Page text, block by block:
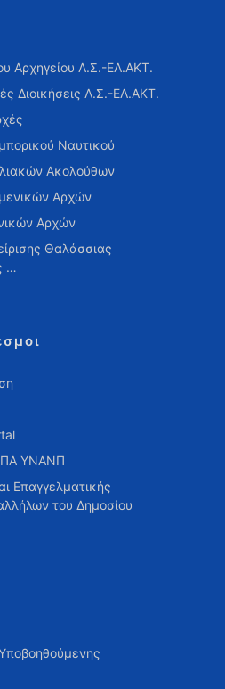
Αρχηγείου Λ.Σ.-ΕΛ.ΑΚΤ.
Διοικήσεις Λ.Σ.-ΕΛ.ΑΚΤ.
Ναυτικού
Ακολούθων
Αρχών
Αρχών
Θαλάσσιας
…
ΥΝΑΝΠ
Επαγγελματικής
του Δημοσίου